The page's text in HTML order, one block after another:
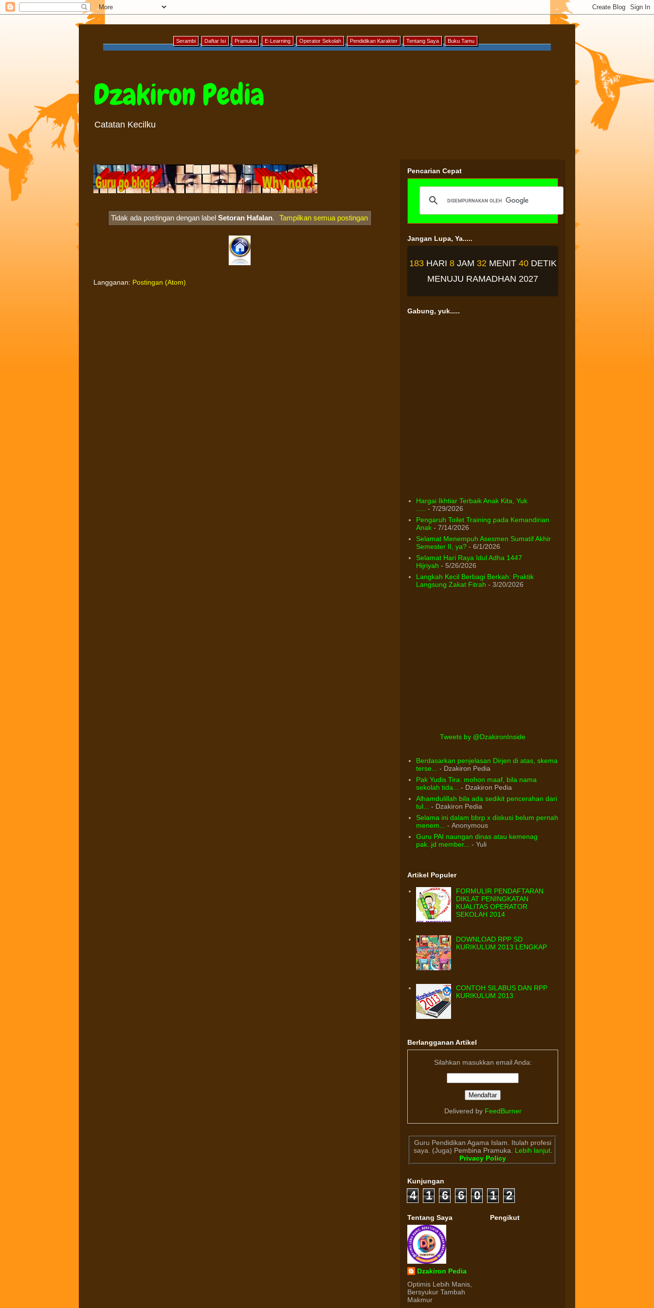
Serambi Daftar Isi Pramuka E-Learning Operator Sekolah Pendidikan Karakter Tentang Saya Buku Tamu
Dzakiron Pedia
Catatan Kecilku
Tidak ada postingan dengan label Setoran Hafalan. Tampilkan semua postingan
Langganan: Postingan (Atom)
Pencarian Cepat
Jangan Lupa, Ya.....
183 HARI 8 JAM 32 MENIT39 DETIK
MENUJU RAMADHAN 2027
Gabung, yuk.....
Hargai Ikhtiar Terbaik Anak Kita, Yuk
- 7/29/2026
Pengaruh Toilet Training pada Kemandirian
Anak- 7/14/2026
Selamat Menempuh Asesmen Sumatif Akhir
Semester II, ya?- 6/1/2026
Selamat Hari Raya Idul Adha 1447
Hijriyah - 5/26/2026
Langkah Kecil Berbagi Berkah: Praktik
Langsung Zakat Fitrah - 3/20/2026
Tweets by @DzakironInside
Berdasarkan penjelasan Dirjen di atas, skema
terse...
- Dzakiron Pedia
Pak Yudis Tira: mohon maaf, bila nama
sekolah tida...
- Dzakiron Pedia
Alhamdulillah bila ada sedikit pencerahan dari
tul...
- Dzakiron Pedia
Selama ini dalam bbrp x diskusi belum pernah
menem...
- Anonymous
Guru PAI naungan dinas atau kemenag
pak..jd member...
- Yuli
Artikel Populer
FORMULIR PENDAFTARAN
DIKLAT PENINGKATAN
KUALITAS OPERATOR
SEKOLAH 2014
DOWNLOAD RPP SD
KURIKULUM 2013 LENGKAP
CONTOH SILABUS DAN RPP
KURIKULUM 2013
Berlangganan Artikel
Silahkan masukkan email Anda:
Delivered by FeedBurner
Guru Pendidikan Agama Islam. Itulah profesi
saya. (Juga) Pembina Pramuka.
Lebih lanjut.
Privacy Policy
Kunjungan
4 1 6 6 0 1 2
Tentang Saya
Dzakiron Pedia
Optimis Lebih Manis,
Bersyukur Tambah
Makmur
Pengikut